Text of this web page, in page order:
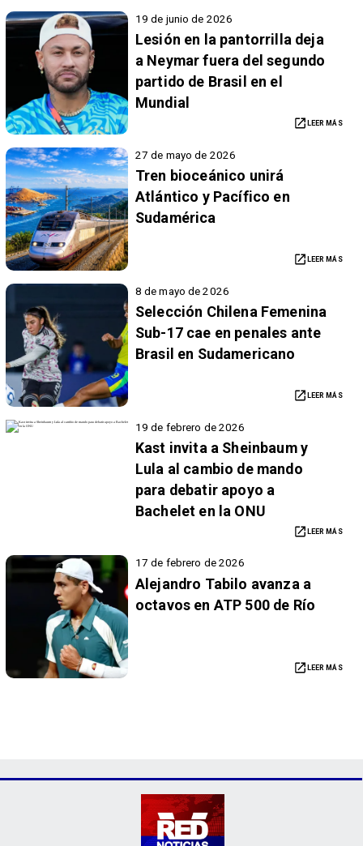
19 de junio de 2026
Lesión en la pantorrilla deja
a Neymar fuera del segundo
partido de Brasil en el
Mundial
LEER MÁS
27 de mayo de 2026
Tren bioceánico unirá
Atlántico y Pacífico en
Sudamérica
LEER MÁS
8 de mayo de 2026
Selección Chilena Femenina
Sub-17 cae en penales ante
Brasil en Sudamericano
LEER MÁS
19 de febrero de 2026
Kast invita a Sheinbaum y
Lula al cambio de mando
para debatir apoyo a
Bachelet en la ONU
LEER MÁS
17 de febrero de 2026
Alejandro Tabilo avanza a
octavos en ATP 500 de Río
LEER MÁS